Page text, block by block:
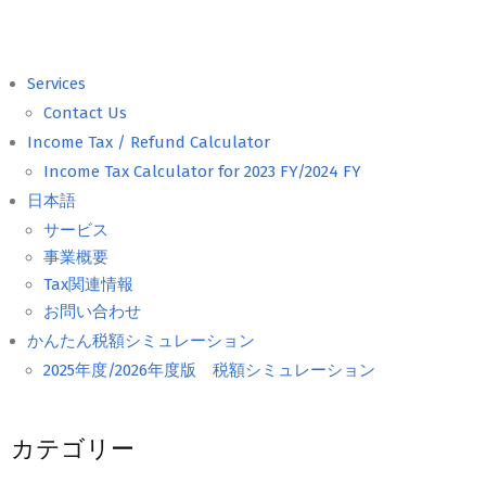
Services
Contact Us
Income Tax / Refund Calculator
Income Tax Calculator for 2023 FY/2024 FY
日本語
サービス
事業概要
Tax関連情報
お問い合わせ
かんたん税額シミュレーション
2025年度/2026年度版 税額シミュレーション
カテゴリー